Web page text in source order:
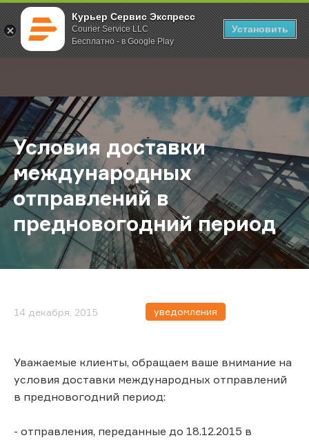
Курьер Сервис Экспресс
Courier Service LLC
Бесплатно - в Google Play
Установить
; Главная О компании Новости Условия доставки
Условия доставки
международных
отправлений в
предновогодний период
14 декабря, 2015 уведомления
Уважаемые клиенты, обращаем ваше внимание на
условия доставки международных отправлений
в предновогодний период:
- отправления, переданные до 18.12.2015 в